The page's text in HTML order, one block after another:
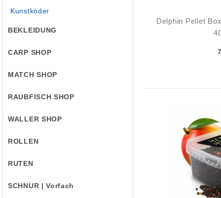
Kunstköder
BEKLEIDUNG
CARP SHOP
MATCH SHOP
RAUBFISCH SHOP
WALLER SHOP
ROLLEN
RUTEN
SCHNUR | Vorfach
Delphin Pellet